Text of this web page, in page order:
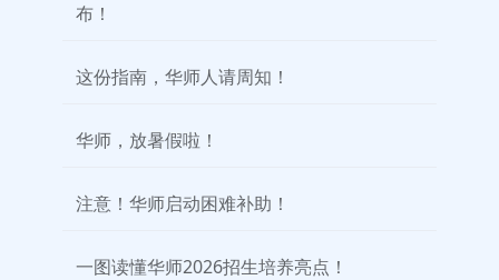
布！
这份指南，华师人请周知！
华师，放暑假啦！
注意！华师启动困难补助！
一图读懂华师2026招生培养亮点！